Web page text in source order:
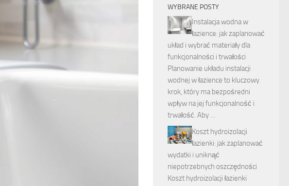
WYBRANE POSTY
Instalacja wodna w
łazience: jak zaplanować
układ i wybrać materiały dla
funkcjonalności i trwałości
Planowanie układu instalacji
wodnej w łazience to kluczowy
krok, który ma bezpośredni
wpływ na jej funkcjonalność i
trwałość. Aby …
Koszt hydroizolacji
łazienki: jak zaplanować
wydatki i uniknąć
niepotrzebnych oszczędności
Koszt hydroizolacji łazienki